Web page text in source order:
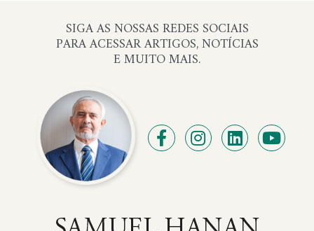
SIGA AS NOSSAS REDES SOCIAIS
PARA ACESSAR ARTIGOS, NOTÍCIAS
E MUITO MAIS.